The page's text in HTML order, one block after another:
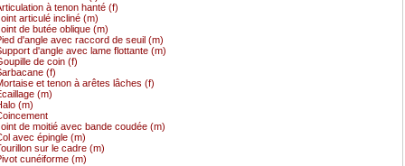
à tenon hanté (f)
articulé incliné (m)
de butée oblique (m)
d'angle avec raccord de seuil (m)
d'angle avec lame flottante (m)
de coin (f)
(f)
et tenon à arêtes lâches (f)
(m)
(m)
de moitié avec bande coudée (m)
avec épingle (m)
sur le cadre (m)
cunéiforme (m)